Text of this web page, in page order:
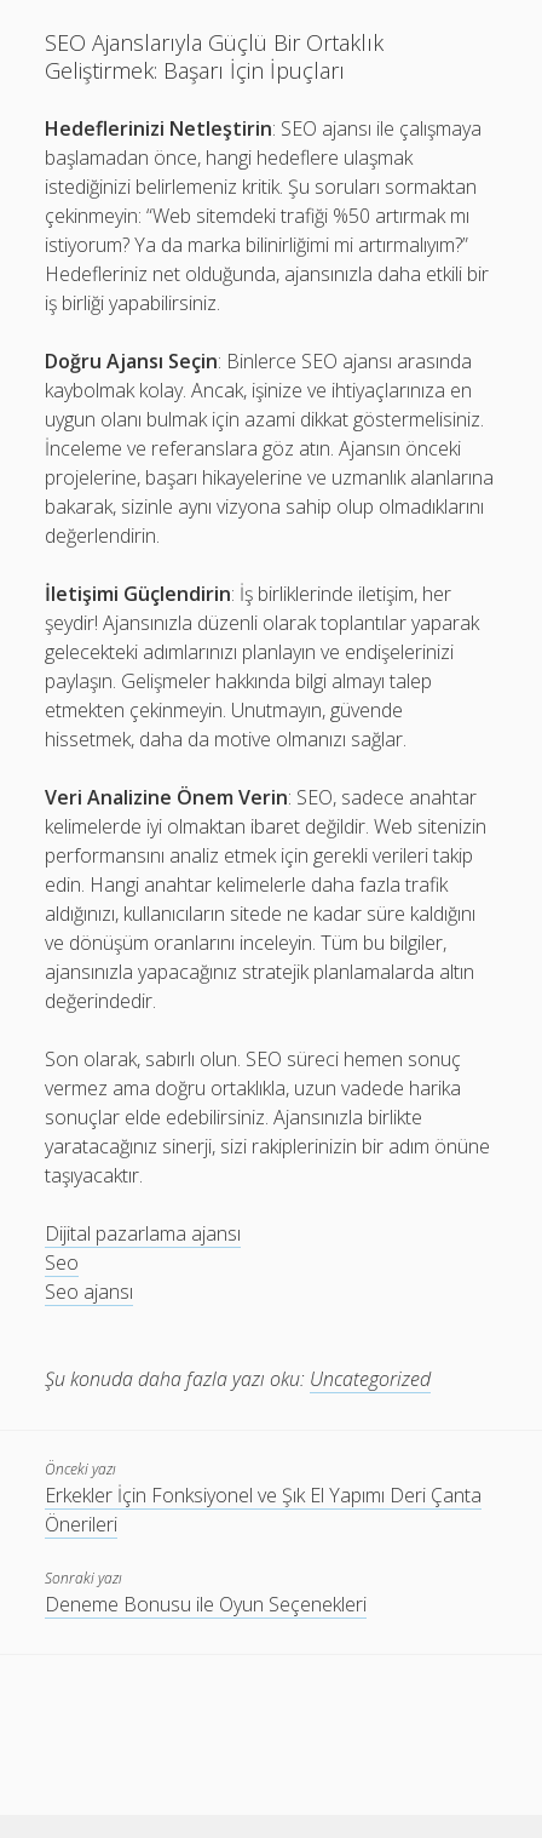
SEO Ajanslarıyla Güçlü Bir Ortaklık
Geliştirmek: Başarı İçin İpuçları
Hedeflerinizi Netleştirin: SEO ajansı ile çalışmaya
başlamadan önce, hangi hedeflere ulaşmak
istediğinizi belirlemeniz kritik. Şu soruları sormaktan
çekinmeyin: “Web sitemdeki trafiği %50 artırmak mı
istiyorum? Ya da marka bilinirliğimi mi artırmalıyım?”
Hedefleriniz net olduğunda, ajansınızla daha etkili bir
iş birliği yapabilirsiniz.
Doğru Ajansı Seçin: Binlerce SEO ajansı arasında
kaybolmak kolay. Ancak, işinize ve ihtiyaçlarınıza en
uygun olanı bulmak için azami dikkat göstermelisiniz.
İnceleme ve referanslara göz atın. Ajansın önceki
projelerine, başarı hikayelerine ve uzmanlık alanlarına
bakarak, sizinle aynı vizyona sahip olup olmadıklarını
değerlendirin.
İletişimi Güçlendirin: İş birliklerinde iletişim, her
şeydir! Ajansınızla düzenli olarak toplantılar yaparak
gelecekteki adımlarınızı planlayın ve endişelerinizi
paylaşın. Gelişmeler hakkında bilgi almayı talep
etmekten çekinmeyin. Unutmayın, güvende
hissetmek, daha da motive olmanızı sağlar.
Veri Analizine Önem Verin: SEO, sadece anahtar
kelimelerde iyi olmaktan ibaret değildir. Web sitenizin
performansını analiz etmek için gerekli verileri takip
edin. Hangi anahtar kelimelerle daha fazla trafik
aldığınızı, kullanıcıların sitede ne kadar süre kaldığını
ve dönüşüm oranlarını inceleyin. Tüm bu bilgiler,
ajansınızla yapacağınız stratejik planlamalarda altın
değerindedir.
Son olarak, sabırlı olun. SEO süreci hemen sonuç
vermez ama doğru ortaklıkla, uzun vadede harika
sonuçlar elde edebilirsiniz. Ajansınızla birlikte
yaratacağınız sinerji, sizi rakiplerinizin bir adım önüne
taşıyacaktır.
Dijital pazarlama ajansı
Seo
Seo ajansı
Şu konuda daha fazla yazı oku: Uncategorized
Önceki yazı
Erkekler İçin Fonksiyonel ve Şık El Yapımı Deri Çanta
Önerileri
Sonraki yazı
Deneme Bonusu ile Oyun Seçenekleri